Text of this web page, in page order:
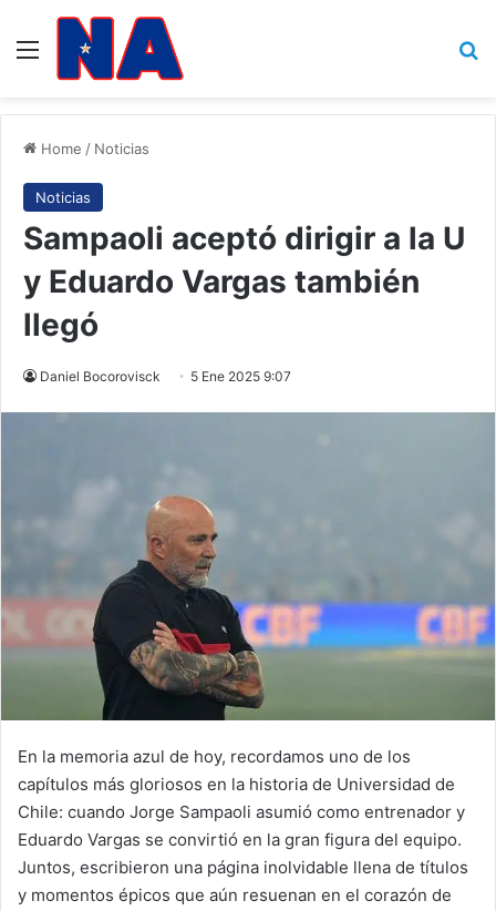
Menu
Home / Noticias
Noticias
Sampaoli aceptó dirigir a la U
y Eduardo Vargas también
llegó
Daniel Bocorovisck 5 Ene 2025 9:07
En la memoria azul de hoy, recordamos uno de los
capítulos más gloriosos en la historia de Universidad de
Chile: cuando Jorge Sampaoli asumió como entrenador y
Eduardo Vargas se convirtió en la gran figura del equipo.
Juntos, escribieron una página inolvidable llena de títulos
y momentos épicos que aún resuenan en el corazón de